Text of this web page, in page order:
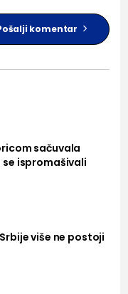
komentar
sačuvala
ispromašivali
više ne postoji